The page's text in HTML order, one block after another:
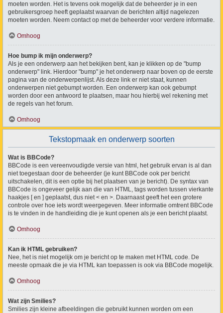
moeten worden. Het is tevens ook mogelijk dat de beheerder je in een
gebruikersgroep heeft geplaatst waarvan de berichten altijd nagelezen
moeten worden. Neem contact op met de beheerder voor verdere informatie.
Omhoog
Hoe bump ik mijn onderwerp?
Als je een onderwerp aan het bekijken bent, kan je klikken op de "bump
onderwerp" link. Hierdoor "bump" je het onderwerp naar boven op de eerste
pagina van de onderwerpenlijst. Als deze link er niet staat, kunnen
onderwerpen niet gebumpt worden. Een onderwerp kan ook gebumpt
worden door een antwoord te plaatsen, maar hou hierbij wel rekening met
de regels van het forum.
Omhoog
Tekstopmaak en onderwerp soorten
Wat is BBCode?
BBCode is een vereenvoudigde versie van html, het gebruik ervan is al dan
niet toegestaan door de beheerder (je kunt BBCode ook per bericht
uitschakelen, dit is een optie bij het plaatsen van je bericht). De syntax van
BBCode is ongeveer gelijk aan die van HTML, tags worden tussen vierkante
haakjes [ en ] geplaatst, dus niet < en >. Daarnaast geeft het een grotere
controle over hoe iets wordt weergegeven. Meer informatie omtrent BBCode
is te vinden in de handleiding die je kunt openen als je een bericht plaatst.
Omhoog
Kan ik HTML gebruiken?
Nee, het is niet mogelijk om je bericht op te maken met HTML code. De
meeste opmaak die je via HTML kan toepassen is ook via BBCode mogelijk.
Omhoog
Wat zijn Smilies?
Smilies zijn kleine afbeeldingen die gebruikt kunnen worden om een